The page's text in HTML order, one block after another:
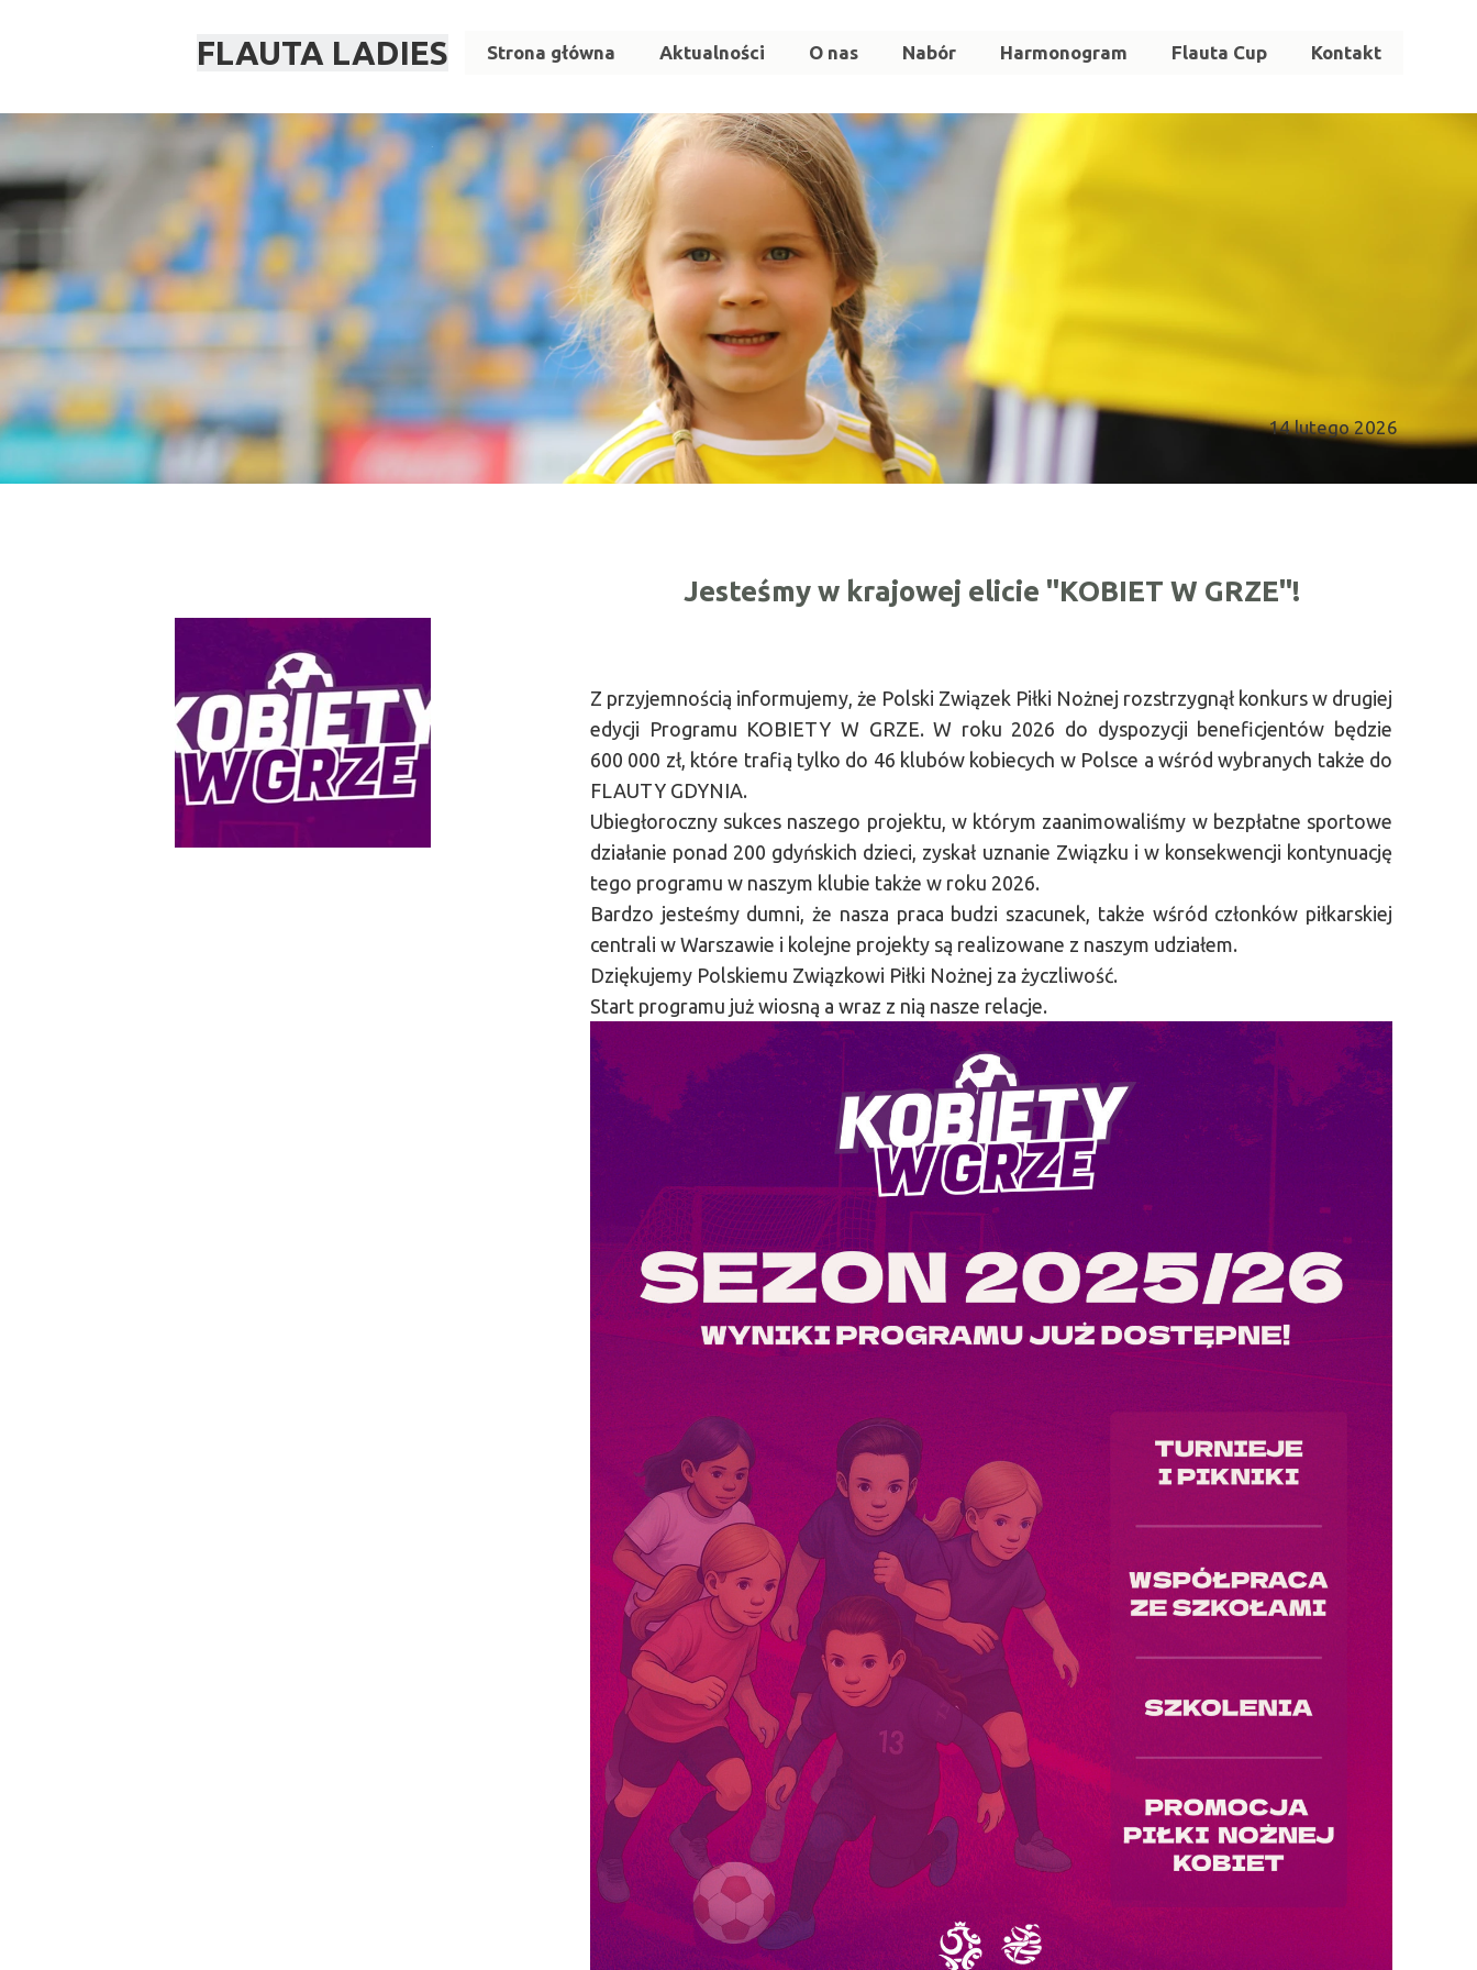
Strona główna Aktualności O nas Nabór Harmonogram Flauta Cup Kontakt
FLAUTA LADIES
14 lutego 2026
Z przyjemnością informujemy, że Polski Związek Piłki Nożnej rozstrzygnął konkurs w drugiej
edycji Programu KOBIETY W GRZE. W roku 2026 do dyspozycji beneficjentów będzie
600 000 zł, które trafią tylko do 46 klubów kobiecych w Polsce a wśród wybranych także do
FLAUTY GDYNIA.
Ubiegłoroczny sukces naszego projektu, w którym zaanimowaliśmy w bezpłatne sportowe
działanie ponad 200 gdyńskich dzieci, zyskał uznanie Związku i w konsekwencji kontynuację
tego programu w naszym klubie także w roku 2026.
Bardzo jesteśmy dumni, że nasza praca budzi szacunek, także wśród członków piłkarskiej
centrali w Warszawie i kolejne projekty są realizowane z naszym udziałem.
Dziękujemy Polskiemu Związkowi Piłki Nożnej za życzliwość.
Start programu już wiosną a wraz z nią nasze relacje.
Jesteśmy w krajowej elicie "KOBIET W GRZE"!